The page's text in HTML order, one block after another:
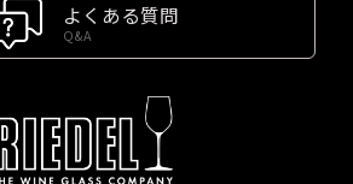
よくある質問
Q&A